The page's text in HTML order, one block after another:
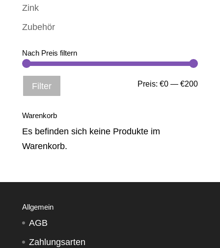
Zink
Zubehör
Nach Preis filtern
Min.
Max.
Filter Preis:€0 —€200
Warenkorb
Es befinden sich keine Produkte im
Warenkorb.
Allgemein
AGB
Zahlungsarten